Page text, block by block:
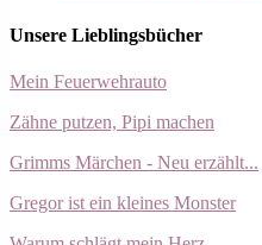
Unsere Lieblingsbücher
Mein Feuerwehrauto
Zähne putzen, Pipi machen
Grimms Märchen - Neu erzählt...
Gregor ist ein kleines Monster